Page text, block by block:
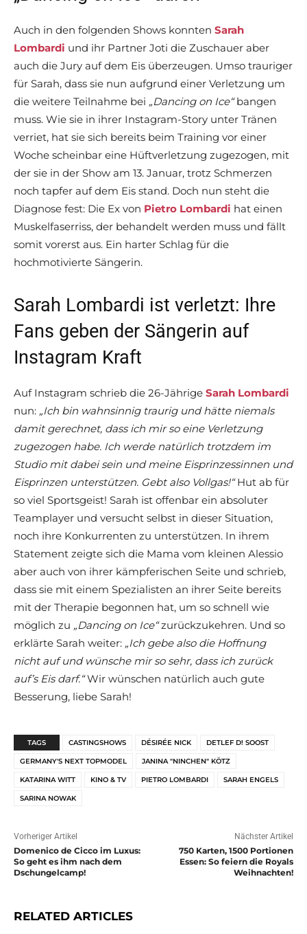
Auch in den folgenden Shows konnten Sarah
Lombardi und ihr Partner Joti die Zuschauer aber
auch die Jury auf dem Eis überzeugen. Umso trauriger
für Sarah, dass sie nun aufgrund einer Verletzung um
die weitere Teilnahme bei „Dancing on Ice“bangen
muss. Wie sie in ihrer Instagram-Story unter Tränen
verriet, hat sie sich bereits beim Training vor einer
Woche scheinbar eine Hüftverletzung zugezogen, mit
der sie in der Show am 13. Januar, trotz Schmerzen
noch tapfer auf dem Eis stand. Doch nun steht die
Diagnose fest: Die Ex von Pietro Lombardi hat einen
Muskelfaserriss, der behandelt werden muss und fällt
somit vorerst aus. Ein harter Schlag für die
hochmotivierte Sängerin.
Sarah Lombardi ist verletzt: Ihre
Fans geben der Sängerin auf
Instagram Kraft
Auf Instagram schrieb die 26-Jährige Sarah Lombardi
nun: „Ich bin wahnsinnig traurig und hätte niemals
damit gerechnet, dass ich mir so eine Verletzung
zugezogen habe. Ich werde natürlich trotzdem im
Studio mit dabei sein und meine Eisprinzessinnen und
Eisprinzen unterstützen. Gebt also Vollgas!“Hut ab für
so viel Sportsgeist! Sarah ist offenbar ein absoluter
Teamplayer und versucht selbst in dieser Situation,
noch ihre Konkurrenten zu unterstützen. In ihrem
Statement zeigte sich die Mama vom kleinen Alessio
aber auch von ihrer kämpferischen Seite und schrieb,
dass sie mit einem Spezialisten an ihrer Seite bereits
mit der Therapie begonnen hat, um so schnell wie
möglich zu „Dancing on Ice“zurückzukehren. Und so
erklärte Sarah weiter: „Ich gebe also die Hoffnung
nicht auf und wünsche mir so sehr, dass ich zurück
auf’s Eis darf.“Wir wünschen natürlich auch gute
Besserung, liebe Sarah!
TAGS CASTINGSHOWS DÉSIRÉE NICK DETLEF D! SOOST
GERMANY'S NEXT TOPMODEL JANINA "NINCHEN" KÖTZ
KATARINA WITT KINO & TV PIETRO LOMBARDI SARAH ENGELS
SARINA NOWAK
Vorheriger Artikel
Domenico de Cicco im Luxus:
So geht es ihm nach dem
Dschungelcamp!
Nächster Artikel
750 Karten, 1500 Portionen
Essen: So feiern die Royals
Weihnachten!
RELATED ARTICLES